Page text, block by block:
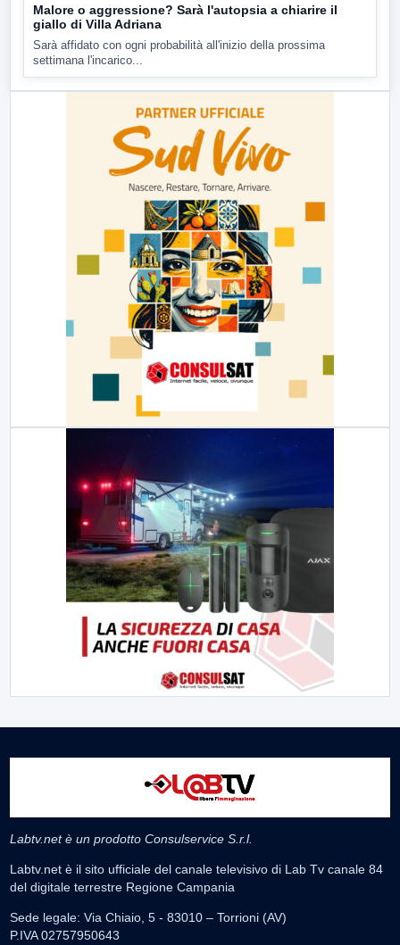
Malore o aggressione? Sarà l'autopsia a chiarire il
giallo di Villa Adriana
Sarà affidato con ogni probabilità all'inizio della prossima
settimana l'incarico...
Labtv.net è un prodotto Consulservice S.r.l.
Labtv.net è il sito ufficiale del canale televisivo di Lab Tv canale 84
del digitale terrestre Regione Campania
Sede legale: Via Chiaio, 5 - 83010 – Torrioni (AV)
P.IVA 02757950643